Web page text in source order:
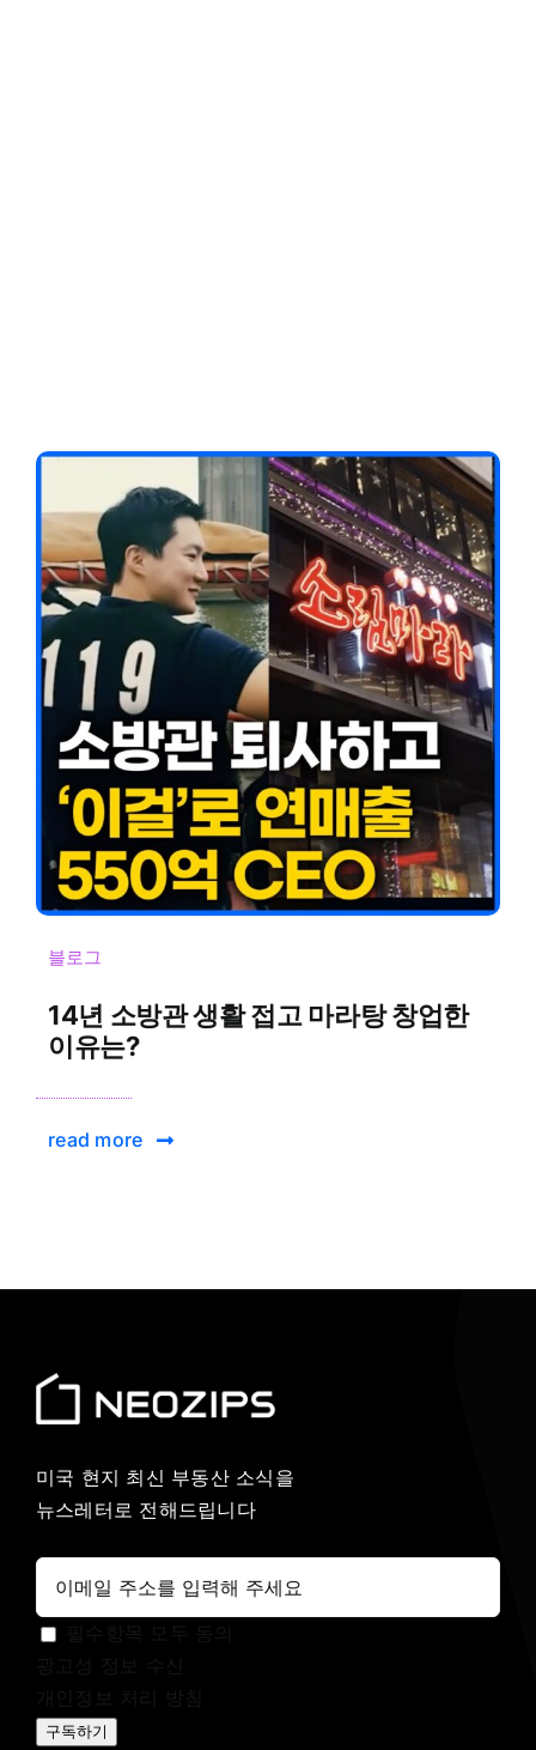
블로그
14년 소방관 생활 접고 마라탕 창업한
이유는?
read more
미국 현지 최신 부동산 소식을
뉴스레터로 전해드립니다
구독하기